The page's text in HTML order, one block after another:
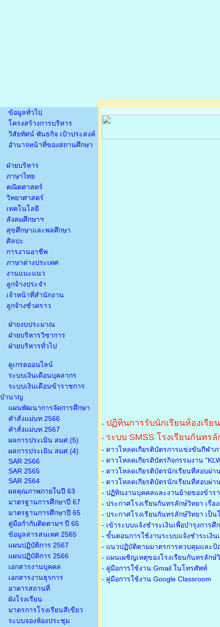
ข้อมูลทั่วไป
โครงสร้างการบริหาร
วิสัยทัศน์ พันธกิจ เป้าประสงค์
อำนาจหน้าที่ของสถานศึกษา
ฝ่ายบริหาร
ภาษาไทย
คณิตศาสตร์
วิทยาศาสตร์
เทคโนโลยี
สังคมศึกษาฯ
สุขศึกษาและพลศึกษา
ศิลปะ
การงานอาชีพ
ภาษาต่างประเทศ
งานแนะแนว
ลูกจ้างประจำ
เจ้าหน้าที่สำนักงาน
ลูกจ้างชั่วคราว
ฝ่ายงบประมาณ
ฝ่ายบริหารวิชาการ
ฝ่ายบริหารทั่วไป
ดูเกรดออนไลน์
ระบบเงินเดือนบุคลากร
ระบบเงินเดือนข้าราชการ
บำนาญ
แผนพัฒนาการจัดการศึกษา
คำสั่งแม่บท 2566
คำสั่งแม่บท 2567
ผลการประเมิน สมศ.(5)
ผลการประเมิน สมศ.(4)
SAR 2566
SAR 2565
SAR 2564
ผลคุณภาพภายในปี 63
มาตรฐานการศึกษาปี 67
มาตรฐานการศึกษาปี 65
คู่มือกำกับติดตามฯ ปี 65
ข้อมูลสารสนเทศ 2565
แผนปฏิบัติการ 2567
แผนปฏิบัติการ 2566
เอกสารงานบุคคล
เอกสารงานธุรการ
อาคารสถานที่
ผังโรงเรียน
มาตรการโรงเรียนสีเขียว
ระบบจองห้องประชุม
- ปฏิทินการรับนักเรียนห้องเรีย
- ระบบ SMSS โรงเรียนกันทร
- ดาวโหลดเกียรติบัตรการแข่งขันกีฬา
- ดาวโหลดเกียรติบัตรกิจกรรมงาน
- ดาวโหลดเกียรติบัตรนักเรียนที่สอบผ่
- ดาวโหลดเกียรติบัตรนักเรียนที่สอบผ่
- ปฏิทินงานบุคคลและงานย้ายของข้าร
- ประกาศโรงเรียนกันทรลักษ์วิทยา เรื่
- ประกาศโรงเรียนกันทรลักษ์วิทยา เป็
- เข้าระบบแจ้งชำระเงินเพื่อบำรุงการศึ
- ขั้นตอนการใช้งานระบบแจ้งชำระเงิน
- แนวปฏิบัติตามมาตรการควบคุมและป้
- แผนเผชิญเหตุของโรงเรียนกันทรลัก
- คู่มือการใช้งาน Gmail ในโทรศัพท์
- คู่มือการใช้งาน Google Classroom